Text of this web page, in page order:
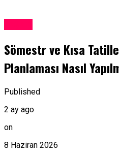
Sömestr ve Kısa
Planlaması Nasıl
Published
2 ay ago
on
8 Haziran 2026